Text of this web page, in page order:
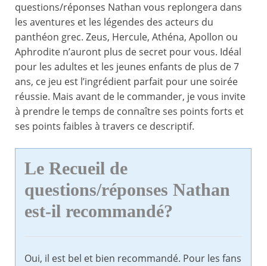
questions/réponses Nathan vous replongera dans
les aventures et les légendes des acteurs du
panthéon grec. Zeus, Hercule, Athéna, Apollon ou
Aphrodite n’auront plus de secret pour vous. Idéal
pour les adultes et les jeunes enfants de plus de 7
ans, ce jeu est l’ingrédient parfait pour une soirée
réussie. Mais avant de le commander, je vous invite
à prendre le temps de connaître ses points forts et
ses points faibles à travers ce descriptif.
Le Recueil de
questions/réponses Nathan
est-il recommandé?
Oui, il est bel et bien recommandé. Pour les fans